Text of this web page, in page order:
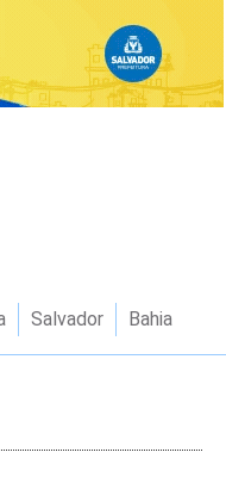
Salvador Bahia